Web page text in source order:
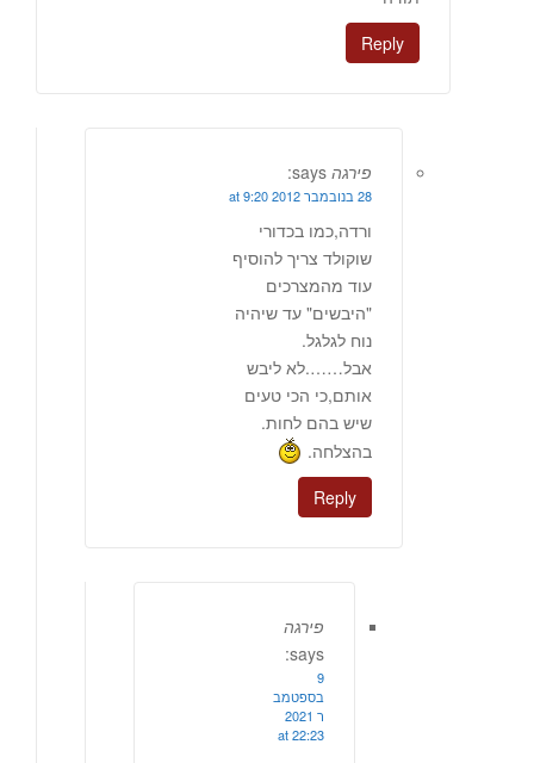
Reply
פירגה says:
28 בנובמבר 2012 at 9:20
ורדה,כמו בכדורי
שוקולד צריך להוסיף
עוד מהמצרכים
"היבשים" עד שיהיה
נוח לגלגל.
אבל…….לא ליבש
אותם,כי הכי טעים
שיש בהם לחות.
בהצלחה.
Reply
פירגה
says:
9
בספטמב
ר 2021
at 22:23